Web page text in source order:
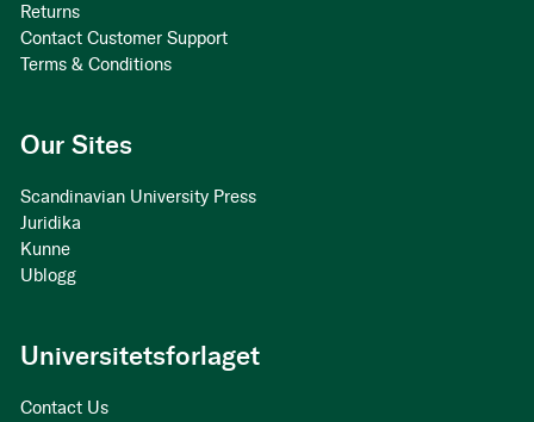
Returns
Contact Customer Support
Terms & Conditions
Our Sites
Scandinavian University Press
Juridika
Kunne
Ublogg
Universitetsforlaget
Contact Us